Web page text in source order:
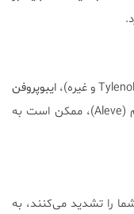
ایبوپروفن
(Advil‌، Motrin IB و غیره) و ناپروکسن سدیم (Aleve)‌، ممکن است به
را تشدید می‌کنند‌، به